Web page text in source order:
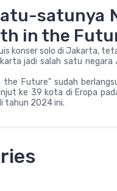
satunya
in the
konser solo di Jakarta,
jadi salah satu
Future” sudah
ke 39 kota di Eropa
tahun 2024 ini.